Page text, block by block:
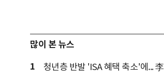
많이 본 뉴스
1
청년층 반발 'ISA 혜택 축소'에... 李